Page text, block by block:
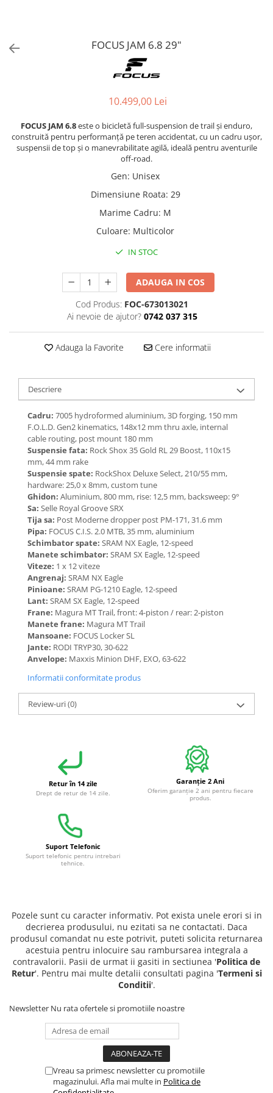
FOCUS JAM 6.8 29"
10.499,00 Lei
FOCUS JAM 6.8este o bicicletă full-suspension de trail și enduro,
construită pentru performanță pe teren accidentat, cu un cadru ușor,
suspensii de top și o manevrabilitate agilă, ideală pentru aventurile
off-road.
Gen: Unisex
Dimensiune Roata: 29
Marime Cadru: M
Culoare: Multicolor
IN STOC
ADAUGA IN COS
Cod Produs: FOC-673013021
Ai nevoie de ajutor? 0742 037 315
Adauga la Favorite Cere informatii
Descriere
Cadru: 7005 hydroformed aluminium, 3D forging, 150 mm
F.O.L.D. Gen2 kinematics, 148x12 mm thru axle, internal
cable routing, post mount 180 mm
Suspensie fata: Rock Shox 35 Gold RL 29 Boost, 110x15
mm, 44 mm rake
Suspensie spate: RockShox Deluxe Select, 210/55 mm,
hardware: 25,0 x 8mm, custom tune
Ghidon: Aluminium, 800 mm, rise: 12,5 mm, backsweep: 9°
Sa: Selle Royal Groove SRX
Tija sa: Post Moderne dropper post PM-171, 31.6 mm
Pipa: FOCUS C.I.S. 2.0 MTB, 35 mm, aluminium
Schimbator spate: SRAM NX Eagle, 12-speed
Manete schimbator: SRAM SX Eagle, 12-speed
Viteze: 1 x 12 viteze
Angrenaj: SRAM NX Eagle
Pinioane: SRAM PG-1210 Eagle, 12-speed
Lant: SRAM SX Eagle, 12-speed
Frane: Magura MT Trail, front: 4-piston / rear: 2-piston
Manete frane: Magura MT Trail
Mansoane: FOCUS Locker SL
Jante: RODI TRYP30, 30-622
Anvelope: Maxxis Minion DHF, EXO, 63-622
Informatii conformitate produs
Review-uri(0)
Retur în 14 zile
Drept de retur de 14 zile.
Garanție 2 Ani
Oferim garanție 2 ani pentru fiecare
produs.
Suport Telefonic
Suport telefonic pentru intrebari
tehnice.
Pozele sunt cu caracter informativ. Pot exista unele erori si in
decrierea produsului, nu ezitati sa ne contactati. Daca
produsul comandat nu este potrivit, puteti solicita returnarea
acestuia pentru inlocuire sau rambursarea integrala a
contravalorii. Pasii de urmat ii gasiti in sectiunea 'Politica de
Retur'. Pentru mai multe detalii consultati pagina 'Termeni si
Conditii'.
Newsletter Nu rata ofertele si promotiile noastre
Vreau sa primesc newsletter cu promotiile
magazinului. Afla mai multe in Politica de